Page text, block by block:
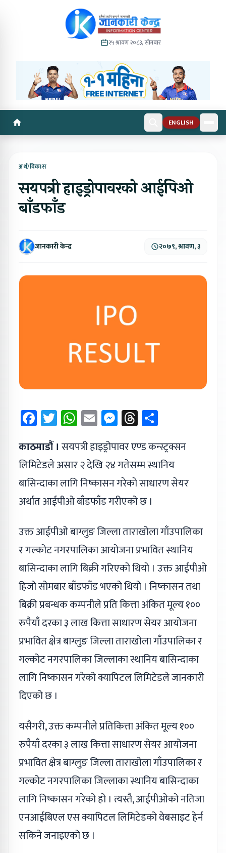
२५ श्रावण २०८३, सोमबार
ENGLISH
अर्थ/विकास
सयपत्री हाइड्रोपावरको आईपिओ
बाँडफाँड
जानकारी केन्द्र २०७९, श्रावण, ३
Facebook
Twitter
WhatsApp
EmailMessenger
Threads
काठमाडौं । सयपत्री हाइड्रोपावर एण्ड कन्स्ट्रक्सन
लिमिटेडले असार २ देखि २४ गतेसम्म स्थानिय
बासिन्दाका लागि निष्कासन गरेको साधारण सेयर
अर्थात आईपीओ बाँडफाँड गरीएको छ ।
उक्त आईपीओ बाग्लुङ जिल्ला ताराखोला गाँउपालिका
र गल्कोट नगरपालिका आयोजना प्रभावित स्थानिय
बासिन्दाका लागि बिक्री गरिएको थियो । उक्त आईपीओ
हिजो सोमबार बाँडफाँड भएको थियो । निष्कासन तथा
बिक्री प्रबन्धक कम्पनीले प्रति कित्ता अंकित मूल्य १००
रुपैयाँ दरका ३ लाख कित्ता साधारण सेयर आयोजना
प्रभावित क्षेत्र बाग्लुङ जिल्ला ताराखोला गाँउपालिका र
गल्कोट नगरपालिका जिल्लाका स्थानिय बासिन्दाका
लागि निष्कासन गरेको क्यापिटल लिमिटेडले जानकारी
दिएको छ ।
यसैगरी, उक्त कम्पनीले प्रतिकित्ता अंकित मूल्य १००
रुपैयाँ दरका ३ लाख कित्ता साधारण सेयर आयोजना
प्रभावित क्षेत्र बाग्लुङ जिल्ला ताराखोला गाँउपालिका र
गल्कोट नगरपालिका जिल्लाका स्थानिय बासिन्दाका
लागि निष्कासन गरेको हो । त्यस्तै, आईपीओको नतिजा
एनआईबिएल एस क्यापिटल लिमिटेडको वेबसाइट हेर्न
सकिने जनाइएको छ ।